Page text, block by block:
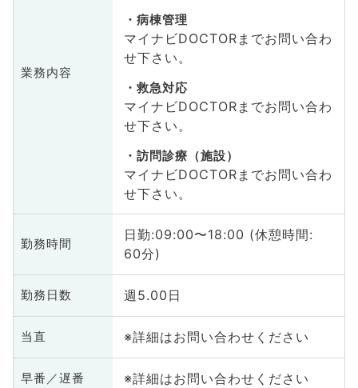
業務内容
病棟管理
マイナビDOCTORまでお問い合わ
せ下さい。
救急対応
マイナビDOCTORまでお問い合わ
せ下さい。
訪問診療（施設）
マイナビDOCTORまでお問い合わ
せ下さい。
勤務時間
日勤:09:00〜18:00 (休憩時間:
60分)
勤務日数 週5.00日
当直 ※詳細はお問い合わせください
早番／遅番 ※詳細はお問い合わせください